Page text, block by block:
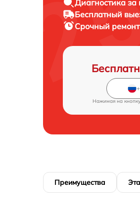
Диагностика за
Бесплатный
Срочный ремонт
Нажимая на
Преимущества